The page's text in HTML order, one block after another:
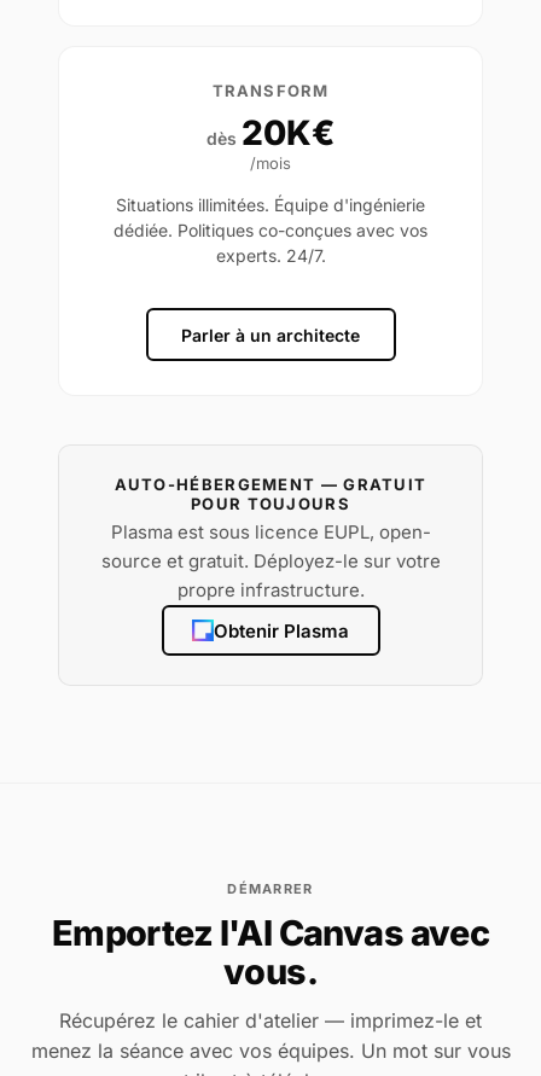
TRANSFORM
dès 20K€
/mois
Situations illimitées. Équipe d'ingénierie
dédiée. Politiques co-conçues avec vos
experts. 24/7.
Parler à un architecte
AUTO-HÉBERGEMENT — GRATUIT
POUR TOUJOURS
Plasma est sous licence EUPL, open-
source et gratuit. Déployez-le sur votre
propre infrastructure.
Obtenir Plasma
DÉMARRER
Emportez l'AI Canvas avec
vous.
Récupérez le cahier d'atelier — imprimez-le et
menez la séance avec vos équipes. Un mot sur vous